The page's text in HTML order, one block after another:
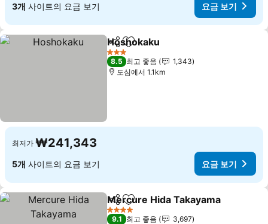
3개 사이트의 요금 보기 요금 보기
공유 즐겨찾기에 추가
Hoshokaku
3 성급
8.5 최고 좋음
1,343
도심에서 1.1km
최저가 ₩241,343
5개 사이트의 요금 보기 요금 보기
공유 즐겨찾기에 추가
Mercure Hida Takayama
4 성급
9.1 최고 좋음
3,697